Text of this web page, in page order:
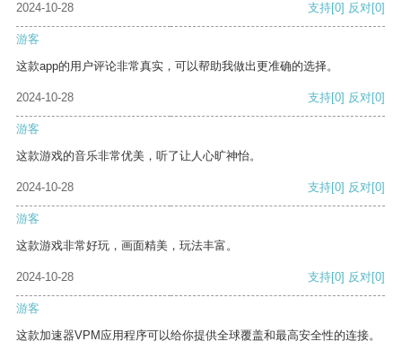
2024-10-28 支持[0] 反对[0]
游客
这款app的用户评论非常真实，可以帮助我做出更准确的选择。
2024-10-28 支持[0] 反对[0]
游客
这款游戏的音乐非常优美，听了让人心旷神怡。
2024-10-28 支持[0] 反对[0]
游客
这款游戏非常好玩，画面精美，玩法丰富。
2024-10-28 支持[0] 反对[0]
游客
这款加速器VPM应用程序可以给你提供全球覆盖和最高安全性的连接。